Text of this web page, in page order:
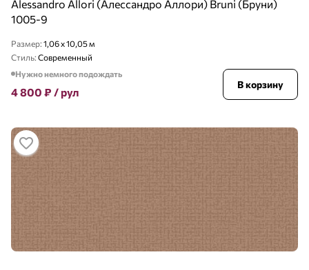
Alessandro Allori (Алессандро Аллори) Bruni (Бруни)
1005-9
Размер: 1,06 x 10,05 м
Стиль: Современный
Нужно немного подождать
4 800 ₽ / рул
В корзину